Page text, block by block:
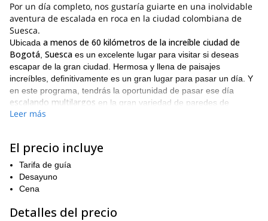
Por un día completo, nos gustaría guiarte en una inolvidable
aventura de escalada en roca en la ciudad colombiana de
Suesca.
Ubicada a menos de 60 kilómetros de la increíble ciudad de
Bogotá Suesca es un excelente lugar para visitar si deseas
escapar de la gran ciudad. Hermosa y llena de paisajes
increíbles, definitivamente es un gran lugar para pasar un día. Y
en este programa, tendrás la oportunidad de pasar ese día
escalando multilargos en la gran variedad de paredes de
escalada del pueblo.
altura ! Y aunque eso pueda parecer intimidante, puedes estar
seguro de que serás guiado de manera experta y segura en
cada metro. Además, a pesar de la altura de las paredes,
navegar por ellas en realidad no es tan difícil. Es por eso que
incluso niños
este viaje estén en buena condición física
Leer más
El precio incluye
Tarifa de guía
Desayuno
Cena
Detalles del precio